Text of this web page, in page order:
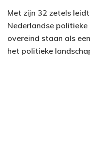
Met zijn 32 zetels
Nederlandse
overeind staan als
het politieke